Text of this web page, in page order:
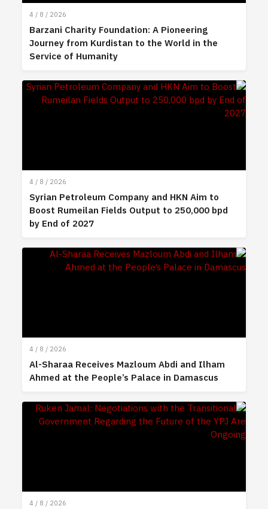
4 / 8 / 2026
Barzani Charity Foundation: A Pioneering
Journey from Kurdistan to the World in the
Service of Humanity
4 / 8 / 2026
Syrian Petroleum Company and HKN Aim to
Boost Rumeilan Fields Output to 250,000 bpd
by End of 2027
4 / 8 / 2026
Al-Sharaa Receives Mazloum Abdi and Ilham
Ahmed at the People’s Palace in Damascus
4 / 8 / 2026